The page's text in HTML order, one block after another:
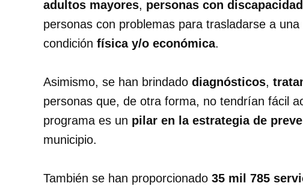
adultos mayores, personas con discapacidad
personas con problemas para trasladarse a una
condición física y/o económica.
Asimismo, se han brindado diagnósticos,
personas que, de otra forma, no tendrían fácil
programa es un pilar en la estrategia de
municipio.
También se han proporcionado 35 mil 785